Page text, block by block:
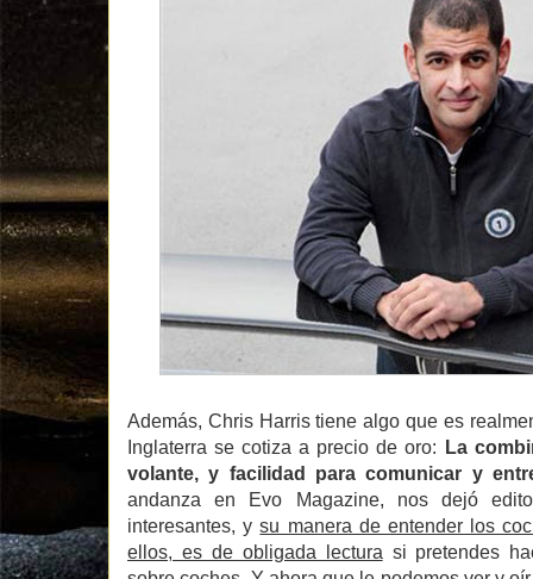
Además, Chris Harris tiene algo que es
Inglaterra se cotiza a precio de oro: La
volante, y facilidad para comunicar y
andanza en Evo Magazine, nos dejó
interesantes, ysu manera de entender los
ellos, es de obligada lectura si pretendes